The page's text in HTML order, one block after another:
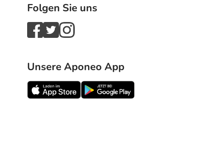
Folgen Sie uns
Unsere Aponeo App